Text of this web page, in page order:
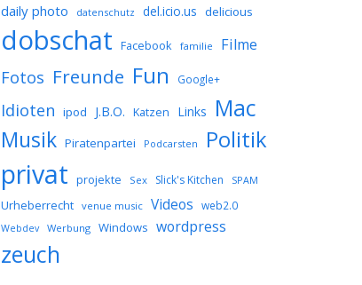
daily photo datenschutz del.icio.us delicious
dobschat Facebook familie Filme
Fotos Freunde Fun Google+
Idioten ipod J.B.O. Katzen Links Mac
Musik Piratenpartei Podcarsten Politik
privat projekte Sex Slick's Kitchen SPAM
Urheberrecht venue music Videos web2.0
Webdev Werbung Windows wordpress
zeuch